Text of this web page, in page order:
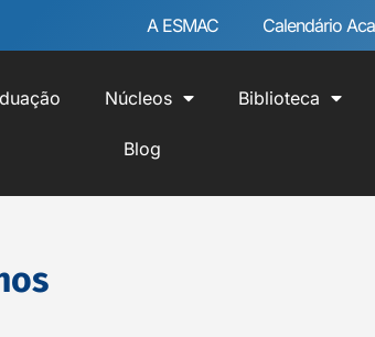
A ESMAC Calendário
Núcleos Biblioteca
Blog